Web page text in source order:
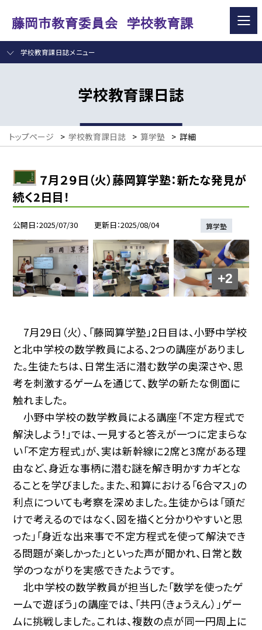
学校教育課日誌メニュー
学校教育課日誌
トップページ > 学校教育課日誌 > 算学塾 > 詳細
７月２９日（火）藤岡算学塾：新たな発見が
続く2日目！
公開日 2025/07/30 更新日 2025/08/04 算学塾
+2
7月29日（火）、「藤岡算学塾」2日目は、小野中学校
と北中学校の数学教員による、2つの講座がありまし
た。生徒たちは、日常生活に潜む数学の奥深さや、思
考を刺激するゲームを通じて、数学の新たな側面に
触れました。
小野中学校の数学教員による講座「不定方程式で
解決しよう！」では、一見すると答えが一つに定まらな
い「不定方程式」が、実は新幹線に2席と3席がある理
由など、身近な事柄に潜む謎を解き明かすカギとな
ることを学びました。また、和算における「6合マス」の
利点についても考察を深めました。生徒からは「頭だ
けで考えるのではなく、図を描くと分かりやすいと思
った」「身近な出来事で不定方程式を使って解決でき
る問題が楽しかった」といった声が聞かれ、日常と数
学のつながりを実感できたようです。
北中学校の数学教員が担当した「数学を使ったゲ
ームで遊ぼう」の講座では、「共円（きょうえん）」ゲー
ムに挑戦しました。これは、複数の点が同一円周上に